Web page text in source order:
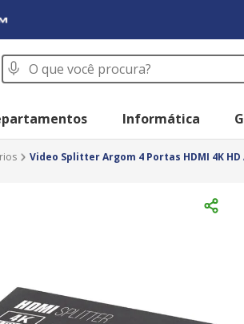
O que você procura?
Informática
Video Splitter Argom 4 Portas HDMI 4K HD